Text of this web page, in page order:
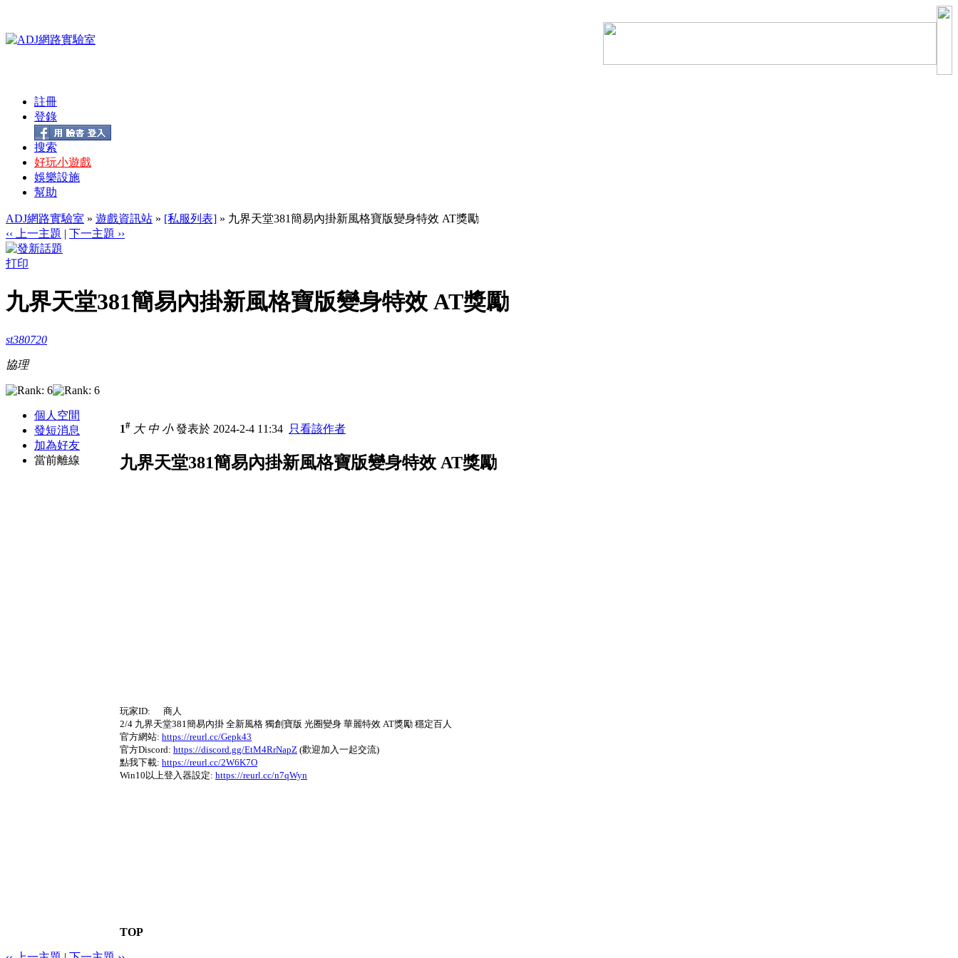
註冊
登錄
搜索
好玩小遊戲
娛樂設施
幫助
ADJ網路實驗室 » 遊戲資訊站 » [私服列表] » 九界天堂381簡易內掛新風格寶版變身特效 AT獎勵
‹‹ 上一主題 | 下一主題 ››
打印
九界天堂381簡易內掛新風格寶版變身特效 AT獎勵
st380720
協理
個人空間
發短消息
加為好友
當前離線
1# 大 中 小發表於 2024-2-4 11:34 只看該作者
九界天堂381簡易內掛新風格寶版變身特效 AT獎勵
玩家ID: 商人
2/4 九界天堂381簡易內掛 全新風格 獨創寶版 光圈變身 華麗特效 AT獎勵 穩定百人
官方網站: https://reurl.cc/Gepk43
官方Discord: https://discord.gg/EtM4RrNapZ (歡迎加入一起交流)
點我下載: https://reurl.cc/2W6K7O
Win10以上登入器設定: https://reurl.cc/n7qWyn
TOP